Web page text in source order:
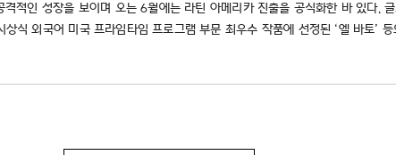
인 성장을 보이며 오는 6월에는 라틴 아메리카 진출을 공식화한 바 있다.
식 외국어 미국 프라임타임 프로그램 부문 최우수 작품에 선정된 ‘엘 바토’